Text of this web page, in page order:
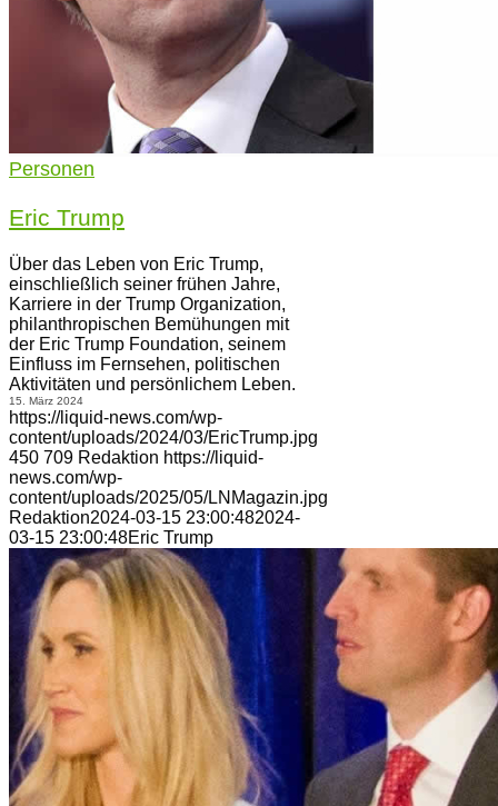
Personen
Eric Trump
Über das Leben von Eric Trump,
einschließlich seiner frühen Jahre,
Karriere in der Trump Organization,
philanthropischen Bemühungen mit
der Eric Trump Foundation, seinem
Einfluss im Fernsehen, politischen
Aktivitäten und persönlichem Leben.
15. März 2024
https://liquid-news.com/wp-
content/uploads/2024/03/EricTrump.jpg
450 709 Redaktion https://liquid-
news.com/wp-
content/uploads/2025/05/LNMagazin.jpg
Redaktion2024-03-15 23:00:482024-
03-15 23:00:48Eric Trump